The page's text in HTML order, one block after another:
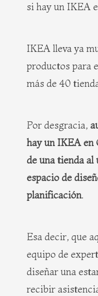
si hay un IKEA
IKEA lleva ya
productos para
más de 40
Por desgracia,
hay un IKEA en
de una tienda al
espacio de
planificación.
Esa decir, que
equipo de
diseñar una
recibir